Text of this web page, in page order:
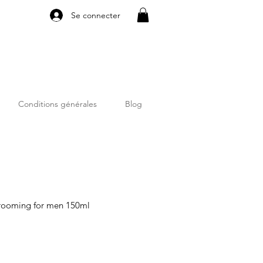
Se connecter
Conditions générales Blog
for men 150ml